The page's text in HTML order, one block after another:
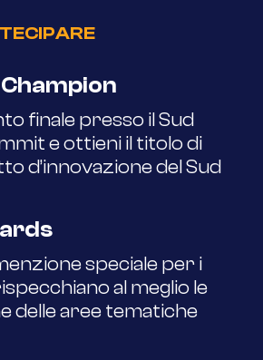
finale presso il Sud
e ottieni il titolo di
d’innovazione del Sud
speciale per i
al meglio le
delle aree tematiche